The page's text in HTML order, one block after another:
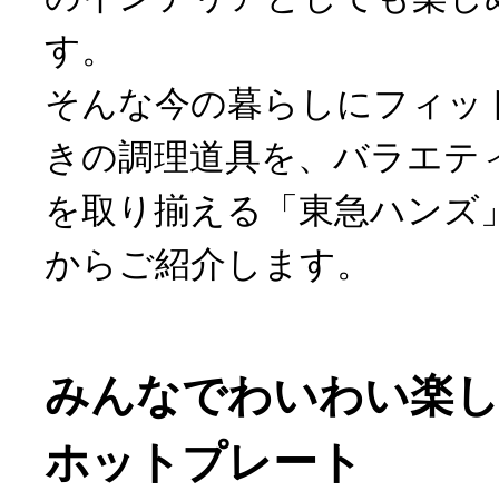
す。
そんな今の暮らしにフィ
きの調理道具を、バラエテ
を取り揃える「東急ハンズ
からご紹介します。
みんなでわいわい楽
ホットプレート